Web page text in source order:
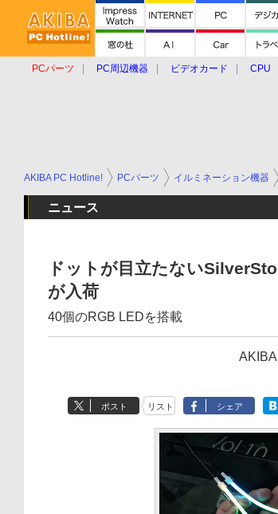
PCパーツ PC周辺機器 ビデオカード CPU
AKIBA PC Hotline! PCパーツ イルミネーション機器
ニュース
ドットが目立たない
が入荷
40個のRGB LEDを搭載
ポスト リスト シェア